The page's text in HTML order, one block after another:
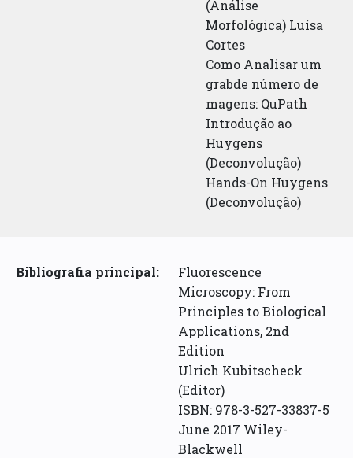
(Análise
Morfológica) Luísa
Cortes
Como Analisar um
grabde número de
magens: QuPath
Introdução ao
Huygens
(Deconvolução)
Hands-On Huygens
(Deconvolução)
Bibliografia principal:
Fluorescence
Microscopy: From
Principles to Biological
Applications, 2nd
Edition
Ulrich Kubitscheck
(Editor)
ISBN: 978-3-527-33837-5
June 2017 Wiley-
Blackwell